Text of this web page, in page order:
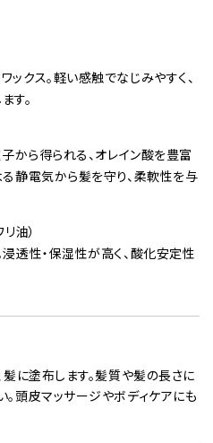
クス。軽い感触でなじみやすく、
す。
から得られる、オレイン酸を豊富
静電気から髪を守り、柔軟性を与
油）
透性・保湿性が高く、酸化安定性
に塗布します。髪質や髪の長さに
頭皮マッサージやボディケアにも